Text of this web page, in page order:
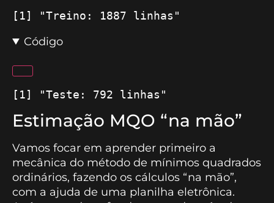
[1] "Treino: 1887 linhas"
Código
[1] "Teste: 792 linhas"
Estimação MQO “na mão”
Vamos focar em aprender primeiro a
mecânica do método de mínimos quadrados
ordinários, fazendo os cálculos “na mão”,
com a ajuda de uma planilha eletrônica.